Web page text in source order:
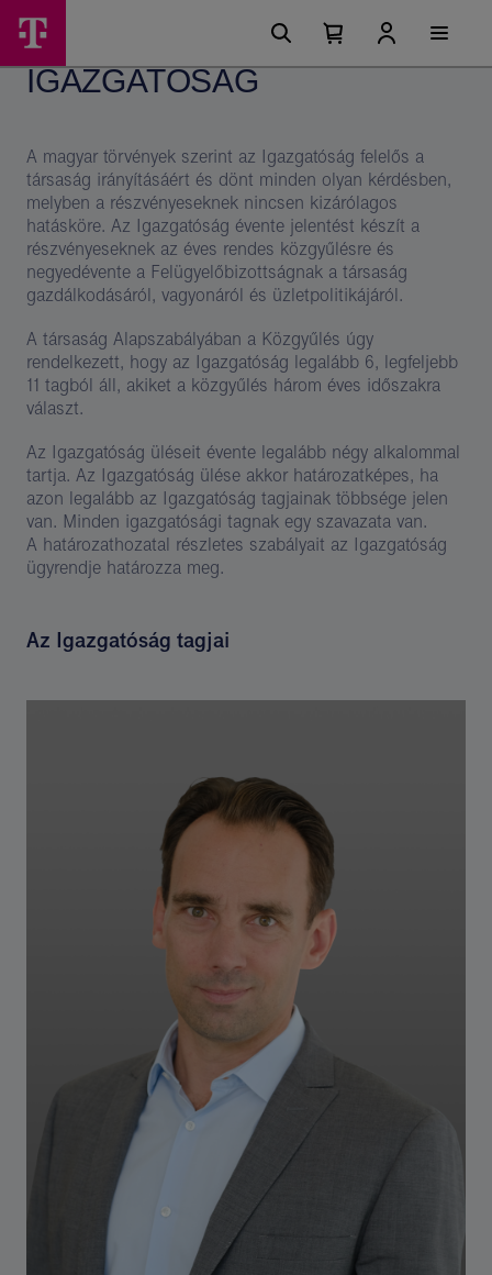
Igazgatóság
Magyar
csoport
Főmenü
lehetőségek
Kosárban
Kosár
IGAZGATÓSÁG
A magyar törvények szerint az Igazgatóság felelős a
társaság irányításáért és dönt minden olyan kérdésben,
melyben a részvényeseknek nincsen kizárólagos
hatásköre. Az Igazgatóság évente jelentést készít a
részvényeseknek az éves rendes közgyűlésre és
negyedévente a Felügyelőbizottságnak a társaság
gazdálkodásáról, vagyonáról és üzletpolitikájáról.
A társaság Alapszabályában a Közgyűlés úgy
rendelkezett, hogy az Igazgatóság legalább 6, legfeljebb
11 tagból áll, akiket a közgyűlés három éves időszakra
választ.
Az Igazgatóság üléseit évente legalább négy alkalommal
tartja. Az Igazgatóság ülése akkor határozatképes, ha
azon legalább az Igazgatóság tagjainak többsége jelen
van. Minden igazgatósági tagnak egy szavazata van.
A határozathozatal részletes szabályait az Igazgatóság
ügyrendje határozza meg.
Az Igazgatóság tagjai